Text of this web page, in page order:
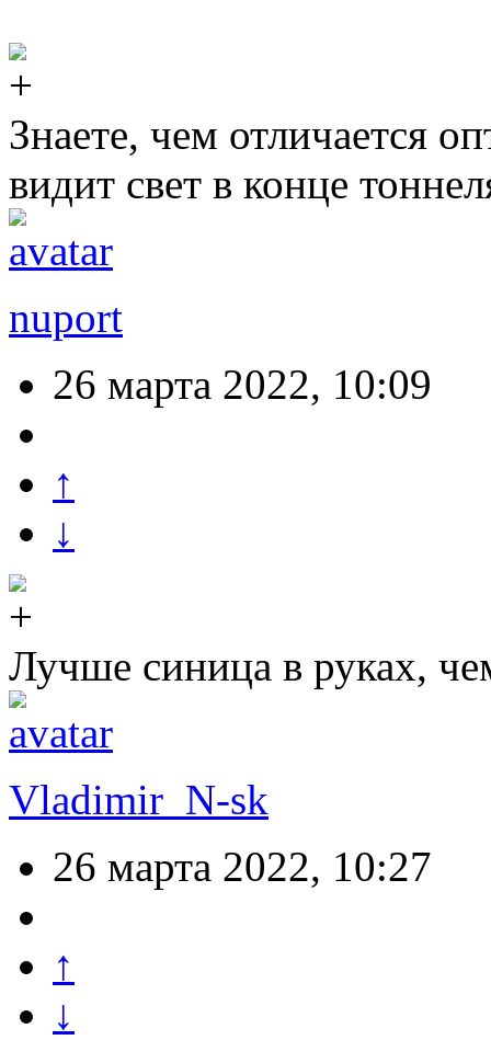
Знаете, чем отличается
видит свет в конце
nuport
26 марта 2022, 10:09
↑
↓
Лучше синица в руках,
Vladimir_N-sk
26 марта 2022, 10:27
↑
↓